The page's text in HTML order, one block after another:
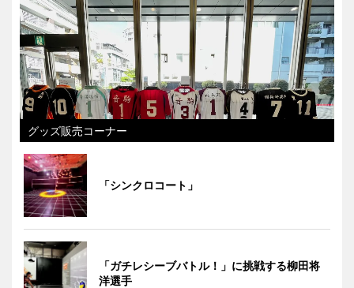
グッズ販売コーナー
「シンクロコート」
「ガチレシーブバトル！」に挑戦する柳田将
洋選手